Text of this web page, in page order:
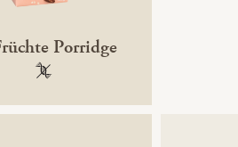
Porridge
100 % gentechnikfrei